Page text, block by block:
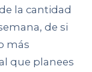
la cantidad
de si
más
que planees